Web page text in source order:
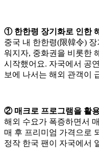
① 한한령 장기화로 인한
중국 내 한한령(限韓令)
워지자, 중화권을 비롯한
시작했어요. 자국에서 공
보에 나서는 해외 관객이
② 매크로 프로그램을 활
해외 수요가 폭증하면서
매 후 프리미엄 가격으로
정작 한국 팬이 자국에서